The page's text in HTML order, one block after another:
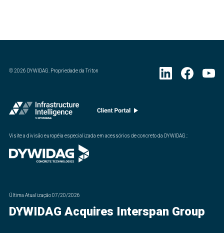
©2026 DYWIDAG. Propriedade da Triton
Visite a divisão européia especializada em acessórios de concreto da DYWIDAG.:
Última Atualização07/20/2026
DYWIDAG Acquires Interspan Group